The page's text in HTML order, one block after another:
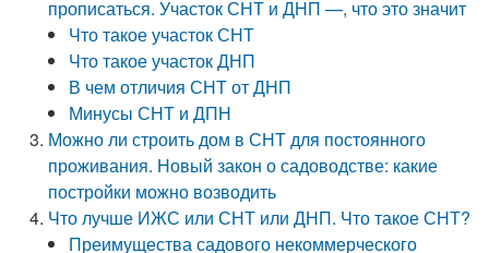
прописаться. Участок СНТ и ДНП —, что это значит
Что такое участок СНТ
Что такое участок ДНП
В чем отличия СНТ от ДНП
Минусы СНТ и ДПН
Можно ли строить дом в СНТ для постоянного
проживания. Новый закон о садоводстве: какие
постройки можно возводить
Что лучше ИЖС или СНТ или ДНП. Что такое СНТ?
Преимущества садового некоммерческого